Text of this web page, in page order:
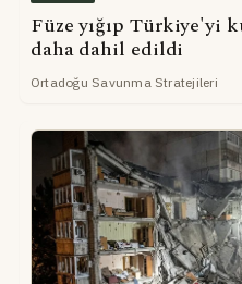
Füze yığıp Türkiye'yi
daha dahil edildi
Ortadoğu Savunma Stratejileri